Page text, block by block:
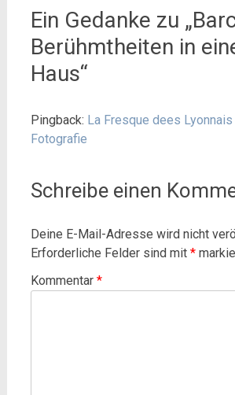
Ein Gedanke zu „
Berühmtheiten in
Haus“
Pingback: La Fresque dees
Fotografie
Schreibe einen
Deine E-Mail-Adresse wird nicht
Erforderliche Felder sind mit *
Kommentar *